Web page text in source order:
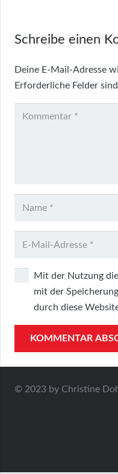
Schreibe einen
Deine E-Mail-Adresse
Erforderliche Felder
Mit der Nutzung
mit der
durch diese
KOMMENTAR
© 2023 by Christine